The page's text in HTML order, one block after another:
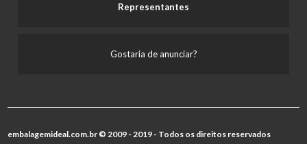
Representantes
Gostaria de anunciar?
embalagemideal.com.br © 2009 - 2019 - Todos os direitos reservados